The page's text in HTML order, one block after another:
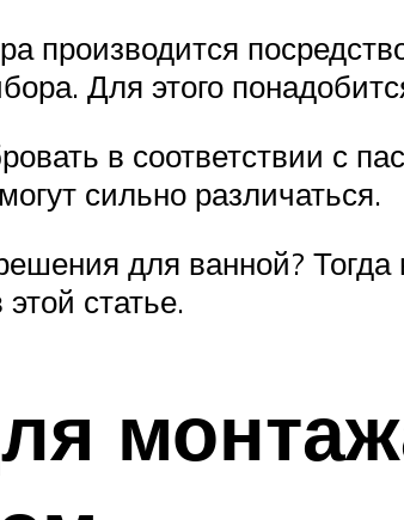
производится
Для этого
в соответствии с
сильно различаться.
для ванной?
статье.